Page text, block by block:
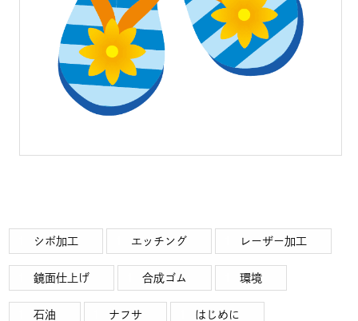
シボ加工 エッチング レーザー加工
鏡面仕上げ 合成ゴム 環境
石油 ナフサ はじめに